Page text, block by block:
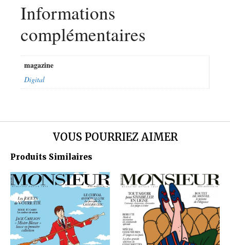
Informations
complémentaires
magazine
Digital
VOUS POURRIEZ AIMER
Produits Similaires